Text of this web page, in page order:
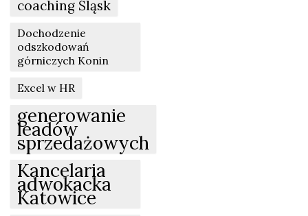
coaching Śląsk
Dochodzenie
odszkodowań
górniczych Konin
Excel w HR
generowanie
leadów
sprzedażowych
Kancelaria
adwokacka
Katowice